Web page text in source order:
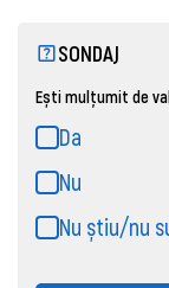
SONDAJ
Ești mulțumit de
Da
Nu
Nu știu/nu